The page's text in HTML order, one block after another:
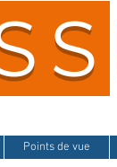
Points de vue